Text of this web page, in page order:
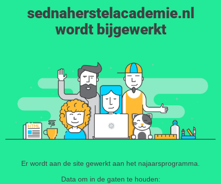
sednaherstelacademie.nl
wordt bijgewerkt
Er wordt aan de site gewerkt aan het najaarsprogramma.
Data om in de gaten te houden: